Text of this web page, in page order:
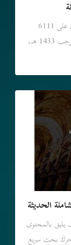
تم رفع الإصدار الرسمي الثاني من الشاملة، يحتوي على 6111
كتابا هي كل الكتب المختومة المتاحة حتى غرة رجب 1433 هـ،
الحديثة
بالمحتوى
محرك بحث سريع